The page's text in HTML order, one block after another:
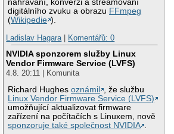
nahrávání, konverzi a streamovaní
digitálního zvuku a obrazu FFmpeg
(Wikipedie ).
Ladislav Hagara| Komentářů: 0
NVIDIA sponzorem služby Linux
Vendor Firmware Service (LVFS)
4.8. 20:11 | Komunita
Richard Hughesoznámil
, že službu
Linux Vendor Firmware Service (LVFS)
umožňující aktualizovat firmware
zařízení na počítačích s Linuxem, nově
sponzoruje také společnost NVIDIA .